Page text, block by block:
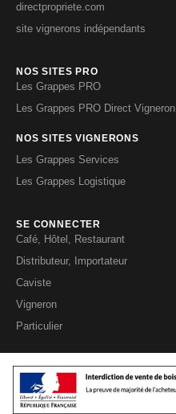
directpropriete.com
site vignerons indépendants
NOS SITES PRO
Les Grappes PRO
Les Grappes PRO Direct Vigneron
NOS SITES VIGNERONS
Les Grappes Services
Les Grappes Logistique
SE CONNECTER
Café, Hôtel, Restaurant
Distributeur, Importateur
Caviste
Vigneron
Particulier